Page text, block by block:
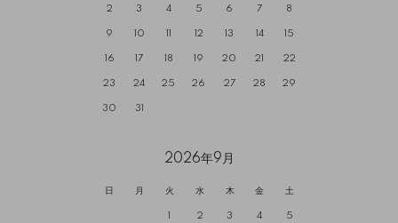
2 3 4 5 6 7 8
9 10 11 12 13 14 15
16 17 18 19 20 21 22
23 24 25 26 27 28 29
30 31
2026年9月
日 月 火 水 木 金 土
1 2 3 4 5